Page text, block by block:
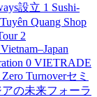
設立 1 Sushi-
Tuyên Quang Shop
2
Vietnam–Japan
0 VIETRADE
Zero Turnoverセミ
アの未来フォーラ